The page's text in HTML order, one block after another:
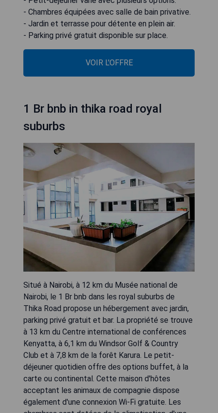
- Chambres équipées avec salle de bain privative.
- Jardin et terrasse pour détente en plein air.
- Parking privé gratuit disponible sur place.
VOIR L'OFFRE
1 Br bnb in thika road royal
suburbs
Situé à Nairobi, à 12 km du Musée national de
Nairobi, le 1 Br bnb dans les royal suburbs de
Thika Road propose un hébergement avec jardin,
parking privé gratuit et bar. La propriété se trouve
à 13 km du Centre international de conférences
Kenyatta, à 6,1 km du Windsor Golf & Country
Club et à 7,8 km de la forêt Karura. Le petit-
déjeuner quotidien offre des options buffet, à la
carte ou continental. Cette maison d'hôtes
acceptant les animaux de compagnie dispose
également d'une connexion Wi-Fi gratuite. Les